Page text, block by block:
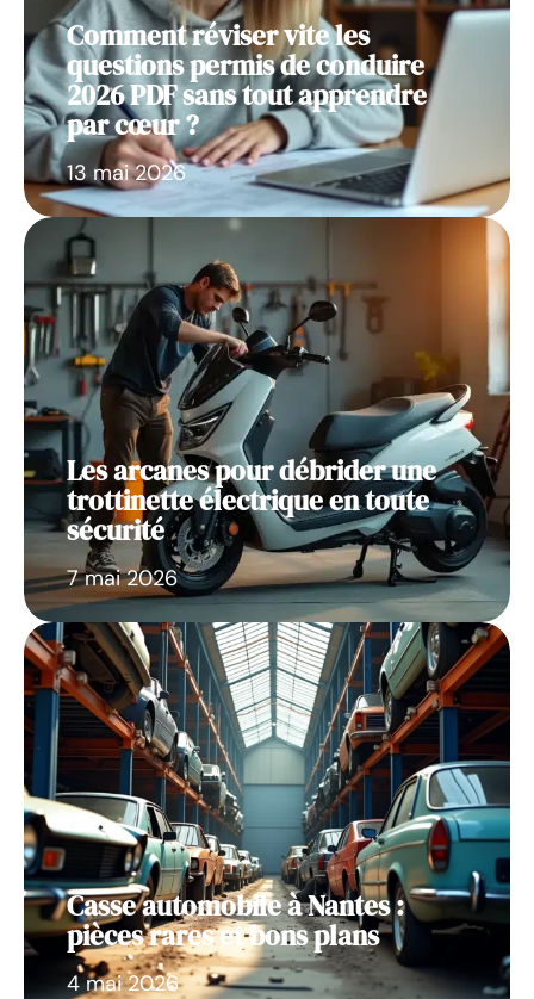
Comment réviser vite les
questions permis de conduire
2026 PDF sans tout apprendre
par cœur ?
13 mai 2026
Les arcanes pour débrider une
trottinette électrique en toute
sécurité
7 mai 2026
Casse automobile à Nantes :
pièces rares et bons plans
4 mai 2026